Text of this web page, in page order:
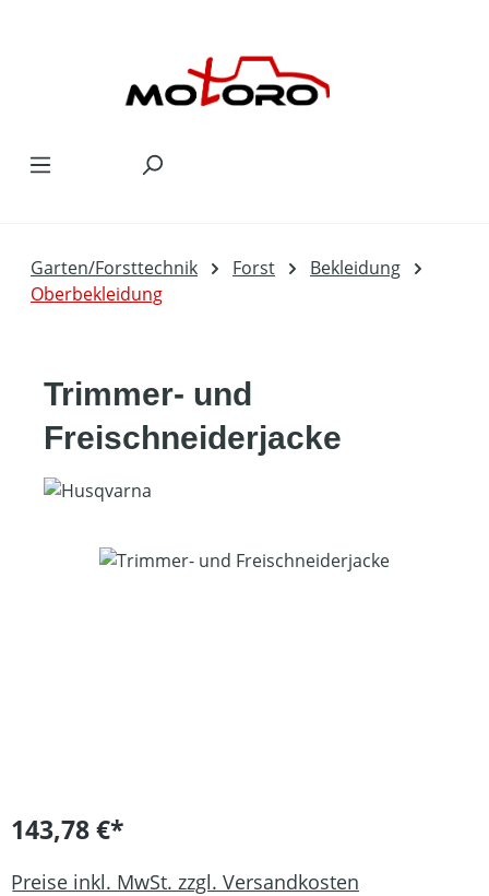
Garten/Forsttechnik Forst
Bekleidung
Oberbekleidung
Trimmer- und
Freischneiderjacke
Bildergalerie überspringen
143,78 €*
Preise inkl. MwSt. zzgl. Versandkosten